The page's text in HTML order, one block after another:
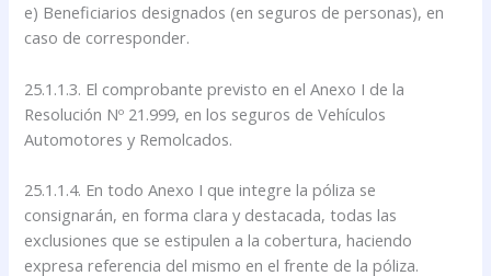
e) Beneficiarios designados (en seguros de personas), en
caso de corresponder.
25.1.1.3. El comprobante previsto en el Anexo I de la
Resolución Nº 21.999, en los seguros de Vehículos
Automotores y Remolcados.
25.1.1.4. En todo Anexo I que integre la póliza se
consignarán, en forma clara y destacada, todas las
exclusiones que se estipulen a la cobertura, haciendo
expresa referencia del mismo en el frente de la póliza.